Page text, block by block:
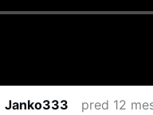
Janko333 pred 12